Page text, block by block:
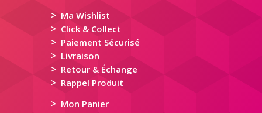
> Ma Wishlist
> Click & Collect
> Paiement Sécurisé
> Livraison
> Retour & Échange
> Rappel Produit
> Mon Panier